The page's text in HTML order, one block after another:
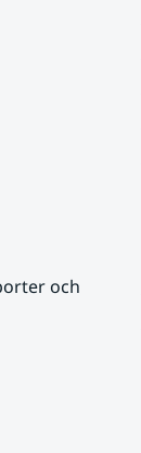
och